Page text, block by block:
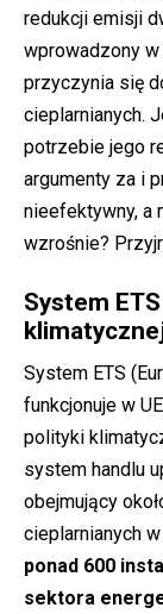
redukcji emisji
wprowadzony
przyczynia się
cieplarnianych.
potrzebie jego
argumenty za i
nieefektywny, a
wzrośnie?
System
System ETS
funkcjonuje w
polityki
system handlu
obejmujący
cieplarnianych w
ponad 600
sektora